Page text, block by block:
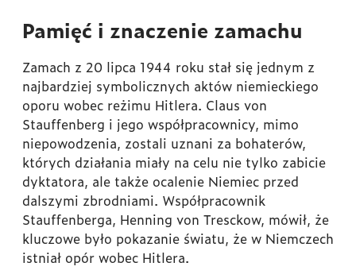
Pamięć i znaczenie zamachu
Zamach z 20 lipca 1944 roku stał się jednym z
najbardziej symbolicznych aktów niemieckiego
oporu wobec reżimu Hitlera. Claus von
Stauffenberg i jego współpracownicy, mimo
niepowodzenia, zostali uznani za bohaterów,
których działania miały na celu nie tylko zabicie
dyktatora, ale także ocalenie Niemiec przed
dalszymi zbrodniami. Współpracownik
Stauffenberga, Henning von Tresckow, mówił, że
kluczowe było pokazanie światu, że w Niemczech
istniał opór wobec Hitlera.